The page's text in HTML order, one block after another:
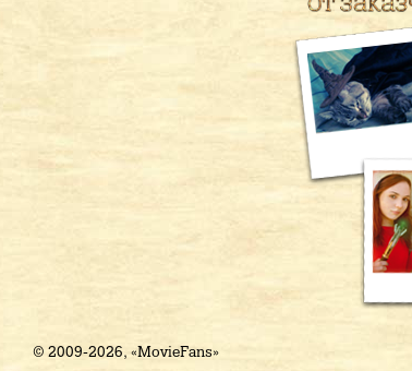
© 2009-2026, «MovieFans»